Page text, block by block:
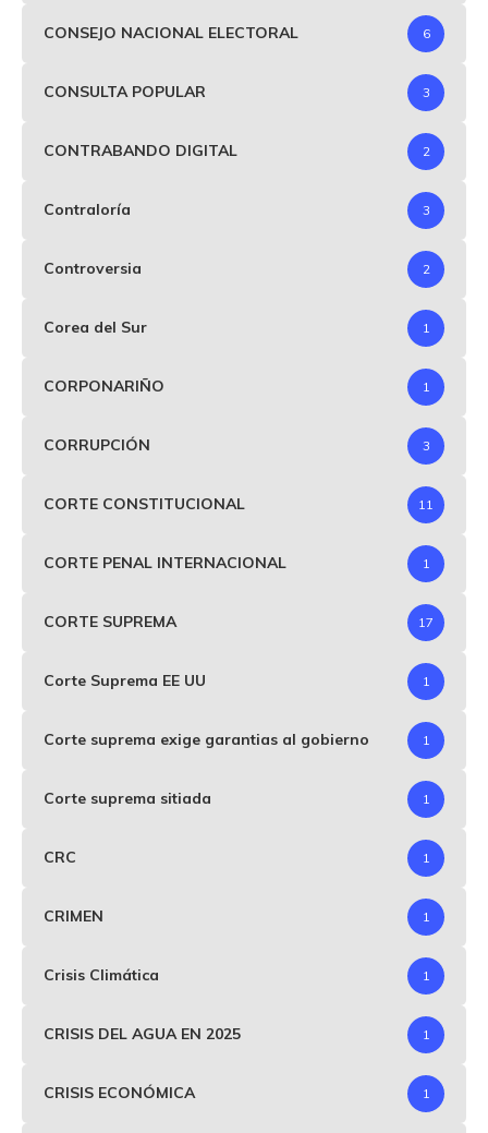
CONSEJO NACIONAL ELECTORAL 6
CONSULTA POPULAR 3
CONTRABANDO DIGITAL 2
Contraloría 3
Controversia 2
Corea del Sur 1
CORPONARIÑO 1
CORRUPCIÓN 3
CORTE CONSTITUCIONAL 11
CORTE PENAL INTERNACIONAL 1
CORTE SUPREMA 17
Corte Suprema EE UU 1
Corte suprema exige garantias al gobierno 1
Corte suprema sitiada 1
CRC 1
CRIMEN 1
Crisis Climática 1
CRISIS DEL AGUA EN 2025 1
CRISIS ECONÓMICA 1